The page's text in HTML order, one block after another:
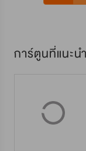
การ์ตูนที่แนะ